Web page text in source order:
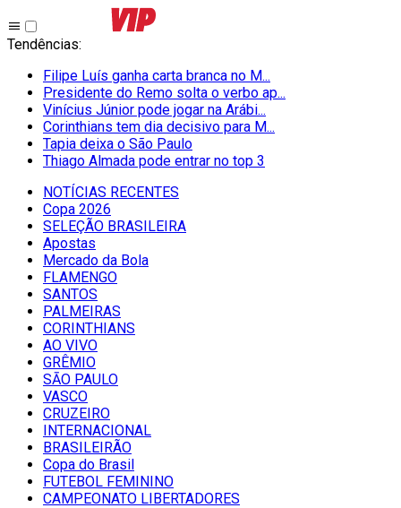
Tendências:
Filipe Luís ganha carta branca no M...
Presidente do Remo solta o verbo ap...
Vinícius Júnior pode jogar na Arábi...
Corinthians tem dia decisivo para M...
Tapia deixa o São Paulo
Thiago Almada pode entrar no top 3
NOTÍCIAS RECENTES
Copa 2026
SELEÇÃO BRASILEIRA
Apostas
Mercado da Bola
FLAMENGO
SANTOS
PALMEIRAS
CORINTHIANS
AO VIVO
GRÊMIO
SĀO PAULO
VASCO
CRUZEIRO
INTERNACIONAL
BRASILEIRÃO
Copa do Brasil
FUTEBOL FEMININO
CAMPEONATO LIBERTADORES